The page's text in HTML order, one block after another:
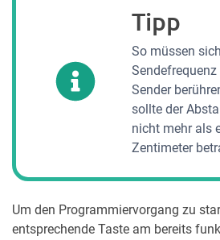
Tipp
So müssen
Sender
sollte der
nicht mehr als
Zentimeter
Um den Programmiervorgang zu
entsprechende Taste am bereits